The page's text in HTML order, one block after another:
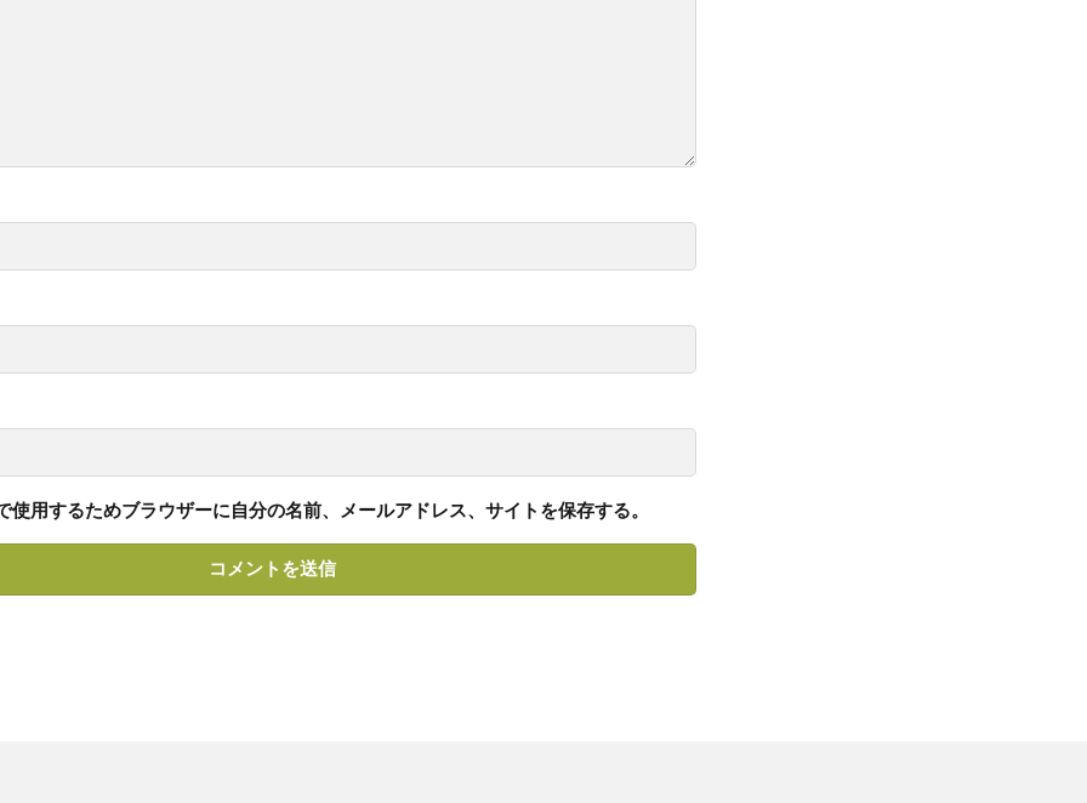
使用するためブラウザーに自分の名前、メールアドレス、サイトを保存する。